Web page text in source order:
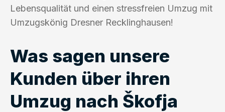
Lebensqualität und einen stressfreien Umzug mit
Umzugskönig Dresner Recklinghausen!
Was sagen unsere
Kunden über ihren
Umzug nach Škofja